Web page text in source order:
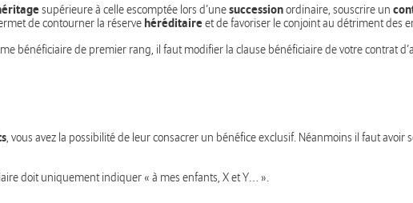
supérieure à celle escomptée lors d’unesuccessionordinaire, souscrire un
de contourner la réserve héréditaireet de favoriser le conjoint au détriment des
bénéficiaire de premier rang, il faut modifier la clause bénéficiaire de votre contrat
, vous avez la possibilité de leur consacrer un bénéfice exclusif. Néanmoins il faut avoir
doit uniquement indiquer « à mes enfants, X et Y… ».